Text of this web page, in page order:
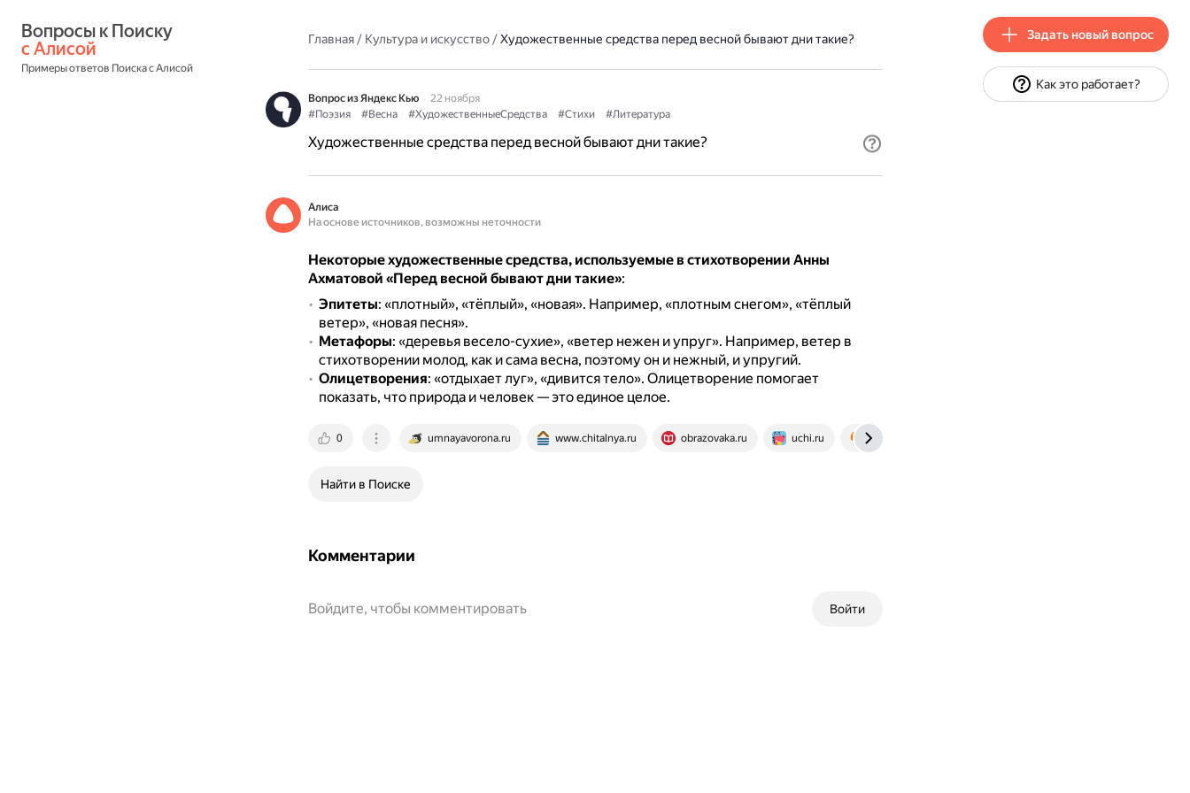
с Алисой
Примеры ответов Поиска с Алисой
Главная/ Культура и искусство/Художественные средства перед весной бывают дни такие?
Вопрос из Яндекс Кью
22 ноября
#Поэзия
#Весна #ХудожественныеСредства #Стихи #Литература
Художественные средства перед весной бывают дни такие?
Алиса
На основе источников, возможны неточности
Некоторые художественные средства, используемые в стихотворении Анны
Ахматовой «Перед весной бывают дни такие»:
Эпитеты: «плотный», «тёплый», «новая». Например, «плотным снегом», «тёплый
ветер», «новая песня».
Метафоры: «деревья весело-сухие», «ветер нежен и упруг». Например, ветер в
стихотворении молод, как и сама весна, поэтому он и нежный, и упругий.
Олицетворения: «отдыхает луг», «дивится тело». Олицетворение помогает
показать, что природа и человек — это единое целое.
0 umnayavorona.ru www.chitalnya.ru obrazovaka.ru uchi.ru spadilo.ru
Найти в Поиске
Комментарии
Войти
Войдите, чтобы комментировать
Задать новый вопрос
Как это работает?